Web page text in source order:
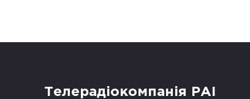
Телерадіокомпанія РАІ